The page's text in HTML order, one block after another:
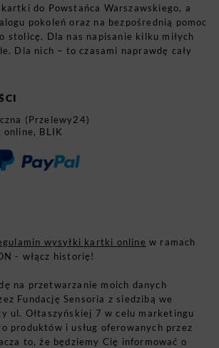
do Powstańca Warszawskiego, a
pokoleń oraz na bezpośrednią pomoc
stolicę. Dla nas napisanie kilku miłych
Dla nich – to czasami naprawdę cały
(Przelewy24)
BLIK
wysyłki kartki online w ramach
- włącz historię!
na przetwarzanie moich danych
Fundację Sensoria z siedzibą we
ul. Ołtaszyńskiej 7 w celu marketingu
produktów i usług oferowanych przez
to, że będziemy Cię informować o